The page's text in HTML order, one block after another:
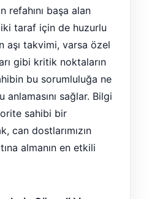
refahını başa alan
taraf için de huzurlu
aşı takvimi, varsa özel
gibi kritik noktaların
bu sorumluluğa ne
anlamasını sağlar. Bilgi
sahibi bir
can dostlarımızın
almanın en etkili